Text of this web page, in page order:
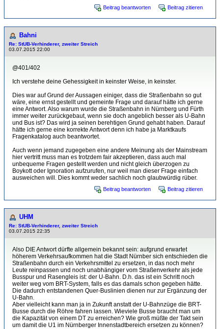
Beitrag beantworten Beitrag zitieren
Bahni
Re: StUB-Verhinderer, zweiter Streich
03.07.2015 22:00
@401/402
Ich verstehe deine Gehessigkeit in keinster Weise, in keinster.
Dies war auf Grund der Aussagen einiger, dass die Straßenbahn so gut
wäre, eine ernst gestellt und gemeinte Frage und darauf hätte ich gerne
eine Antwort. Also warum wurde die Straßenbahn in Nürnberg und Fürth
immer weiter zurückgebaut, wenn sie doch angeblich besser als U-Bahn
und Bus ist? Das wird ja seinen berehtigen Grund gehabt haben. Darauf
hätte ich gerne eine korrekte Antwort denn ich habe ja Marktkaufs
Fragenkatalog auch beantwortet.
Auch wenn jemand zugegeben eine andere Meinung als der Mainstream
hier vertritt muss man es trotzdem fair akzeptieren, dass auch mal
unbequeme Fragen gestellt werden und nicht gleich überzogen zu
Boykott oder Ignoration aufzurufen, nur weil man dieser Frage einfach
ausweichen will. Dies kommt weder sachlich noch glaubwürdig rüber.
Beitrag beantworten Beitrag zitieren
UHM
Re: StUB-Verhinderer, zweiter Streich
03.07.2015 22:35
Also DIE Antwort dürfte allgemein bekannt sein: aufgrund erwartet
höherem Verkehrsaufkommen hat die Stadt Nürnber sich entschieden die
Straßenbahn durch ein Verkehrsmittel zu ersetzen, in das noch mehr
Leute reinpassen und noch unabhängiger vom Straßenverkehr als jede
Busspur und Rasengleis ist: der U-Bahn. D.h. das ist ein Schritt noch
weiter weg vom BRT-System, falls es das damals schon gegeben hätte.
Die dadurch entstandenen Quer-Buslinien dienen nur zur Ergänzung der
U-Bahn.
Aber vielleicht kann man ja in Zukunft anstatt der U-Bahnzüge die BRT-
Busse durch die Röhre fahren lassen. Wieviele Busse braucht man um
die Kapazität von einem DT zu erreichen? Wie groß müßte der Takt sein
um damit die U1 im Nürnberger Innenstadtbereich ersetzen zu können?